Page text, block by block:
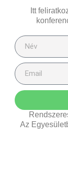
Itt
Az